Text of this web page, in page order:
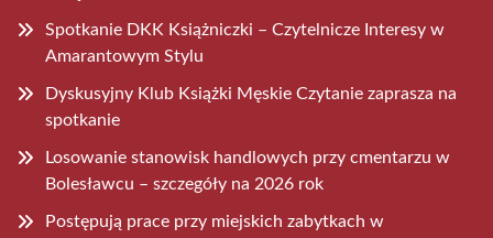
Spotkanie DKK Książniczki – Czytelnicze Interesy w
Amarantowym Stylu
Dyskusyjny Klub Książki Męskie Czytanie zaprasza na
spotkanie
Losowanie stanowisk handlowych przy cmentarzu w
Bolesławcu – szczegóły na 2026 rok
Postępują prace przy miejskich zabytkach w